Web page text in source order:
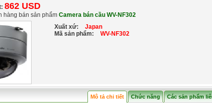
862 USD
hàng bán sản phẩm Camera bán cầu WV-NF302
Xuất xứ:
Japan
Mã sản phẩm:
WV-NF302
Mô tả chi tiết Chức năng Các sản phẩm